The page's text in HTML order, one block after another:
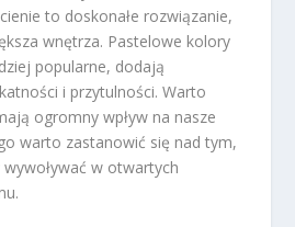
to doskonałe rozwiązanie,
wnętrza. Pastelowe kolory
popularne, dodają
i przytulności. Warto
ogromny wpływ na nasze
warto zastanowić się nad tym,
w otwartych